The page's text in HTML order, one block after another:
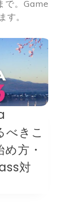
で。Game
す。
べきこ
方・
対